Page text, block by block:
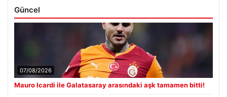
Güncel
07/08/2026
Mauro Icardi ile Galatasaray arasındaki aşk tamamen bitti!